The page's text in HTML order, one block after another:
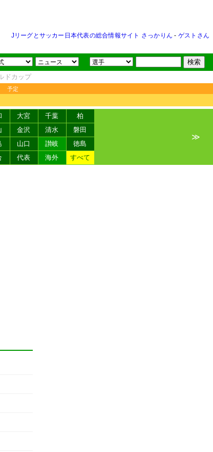
Jリーグとサッカー日本代表の総合情報サイト さっかりん - ゲストさん
ドカップ
予定
大宮 千葉
柏
金沢 清水
磐田
山口 讃岐
徳島
代表 海外 すべて
≫